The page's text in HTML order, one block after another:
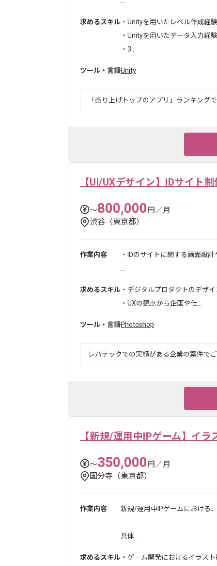
求めるスキル ・Unityを用いたレベル作成経験
・Unityを用いたデータ入力経験
・3...
ツール・言語Unity
「売り上げトップのアプリ」ランキング
【UI/UXデザイン】IDサイト制
〜800,000円／月
渋谷（東京都）
作業内容
・IDのサイトに関する画面設
求めるスキル ・デジタルプロダクトのデザ
・UXの観点から企画や仕...
ツール・言語Photoshop
レバテックでの実績がある企業の案件で
【新規/運用中IPゲーム】イラ
〜350,000円／月
国分寺（東京都）
作業内容 新規/運用中IPゲームにおける
具体...
求めるスキル ・ゲーム開発におけるイラス